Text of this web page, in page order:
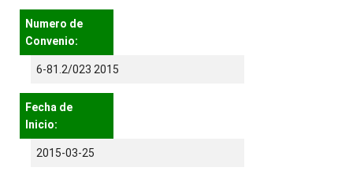
Numero de
Convenio:
6-81.2/023 2015
Fecha de
Inicio:
2015-03-25